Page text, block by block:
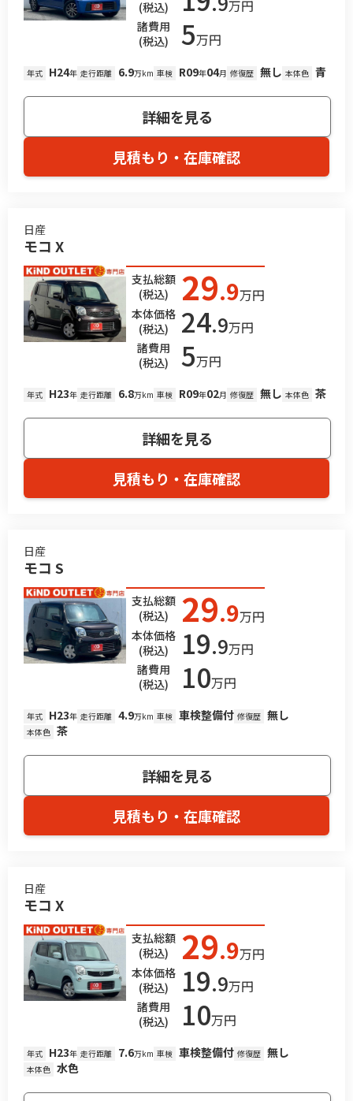
(税込) 万円
諸費用
(税込)
5万円
年式 H24年 走行距離 6.9万km 車検 R09年04月 修復歴 無し 本体色 青
詳細を見る
見積もり・在庫確認
日産
モコ X
支払総額
(税込)
29.9万円
本体価格
(税込)
24.9万円
諸費用
(税込)
5万円
年式 H23年 走行距離 6.8万km 車検 R09年02月 修復歴 無し 本体色 茶
詳細を見る
見積もり・在庫確認
日産
モコ S
支払総額
(税込)
29.9万円
本体価格
(税込)
19.9万円
諸費用
(税込)
10万円
年式 H23年 走行距離 4.9万km 車検 車検整備付 修復歴 無し
本体色 茶
詳細を見る
見積もり・在庫確認
日産
モコ X
支払総額
(税込)
29.9万円
本体価格
(税込)
19.9万円
諸費用
(税込)
10万円
年式 H23年 走行距離 7.6万km 車検 車検整備付 修復歴 無し
本体色 水色